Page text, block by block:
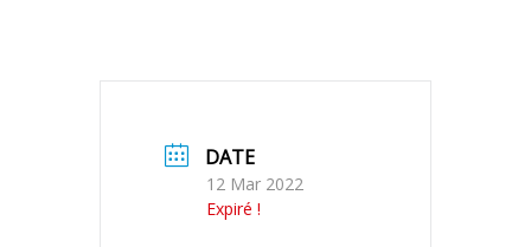
DATE
12 Mar 2022
Expiré !